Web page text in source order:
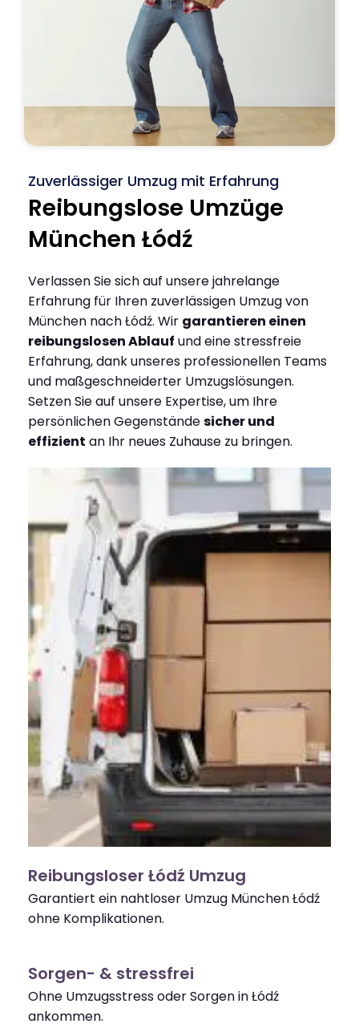
Zuverlässiger Umzug mit Erfahrung
Reibungslose Umzüge
München Łódź
Verlassen Sie sich auf unsere jahrelange
Erfahrung für Ihren zuverlässigen Umzug von
München nach Łódź. Wir garantieren einen
reibungslosen Ablauf und eine stressfreie
Erfahrung, dank unseres professionellen Teams
und maßgeschneiderter Umzugslösungen.
Setzen Sie auf unsere Expertise, um Ihre
persönlichen Gegenständesicher und
effizient an Ihr neues Zuhause zu bringen.
Reibungsloser Łódź Umzug
Garantiert ein nahtloser Umzug München Łódź
ohne Komplikationen.
Sorgen- & stressfrei
Ohne Umzugsstress oder Sorgen in Łódź
ankommen.